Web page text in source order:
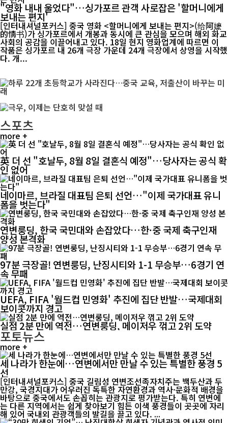
"영화 내내 울었다"…싱가포르 관객 사로잡은 '할머니에게
보내는 편지'
[인터내셔널포커스] 중국 영화 <할머니에게 보내는 편지>(给阿嬷
的情书)가 싱가포르에서 개봉과 동시에 큰 관심을 모으며 해외 화교
사회의 공감을 이끌어내고 있다. 18일 현지 영화업계에 따르면 이
작품은 싱가포르 내 26개 극장 가운데 24개 극장에서 상영을 시작했
다. 개...
스포츠
more +
英 더 선 "호날두, 8월 8일 결혼식 예정"…당사자는 공식 확
인 없어
네이마르, 브라질 대표팀 은퇴 선언…"이제 국가대표 유니
폼을 벗는다"
연변룽딩, 한국 국민대와 손잡았다…한·중 국제 축구인재
양성 본격화
97분 극장골! 연변룽딩, 난징시티와 1-1 무승부…6경기 연
속 무패
UEFA, FIFA '월드컵 민영화' 추진에 집단 반발…국제대회
보이콧까지 경고
실점 2분 만에 역전…연변룽딩, 메이저우 꺾고 2위 도약
포토뉴스
more +
세 나라가 한눈에…연변에서만 만날 수 있는 특별한 풍경 5
선
[인터내셔널포커스] 중국 길림성 연변조선족자치주는 백두산과 두
만강, 국경지대가 어우러진 독특한 자연환경과 역사·문화적 배경을
바탕으로 중국에서도 손꼽히는 관광지로 평가받는다. 특히 연변에
는 다른 지역에서는 쉽게 찾아보기 힘든 이색 풍경들이 곳곳에 자리
해 있어 국내외 관광객들의 발길을 끌고 있다. ...